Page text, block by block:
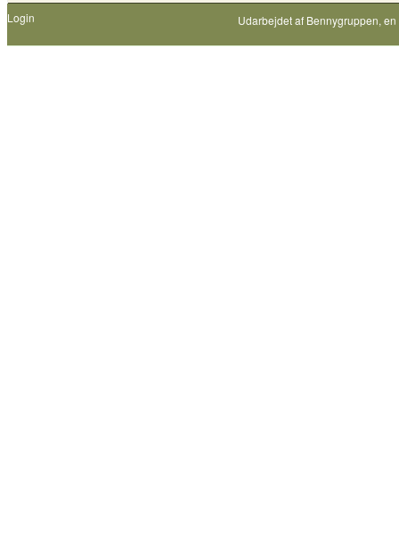
Login Udarbejdet af Bennygruppen,